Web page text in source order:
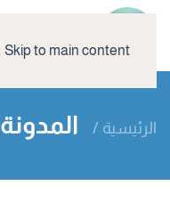
Skip to main content
الرئيسية المدونة